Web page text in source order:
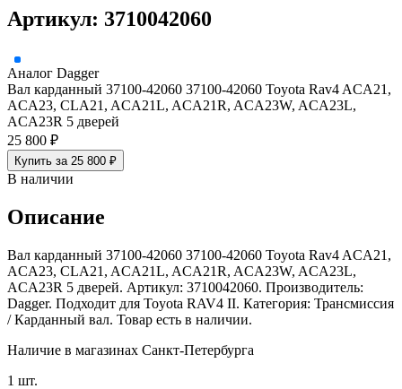
Артикул: 3710042060
Аналог Dagger
Вал карданный 37100-42060 37100-42060 Toyota Rav4 ACA21,
ACA23, CLA21, ACA21L, ACA21R, ACA23W, ACA23L,
ACA23R 5 дверей
25 800 ₽
Купить за 25 800 ₽
В наличии
Описание
Вал карданный 37100-42060 37100-42060 Toyota Rav4 ACA21,
ACA23, CLA21, ACA21L, ACA21R, ACA23W, ACA23L,
ACA23R 5 дверей. Артикул: 3710042060. Производитель:
Dagger. Подходит для Toyota RAV4 II. Категория: Трансмиссия
/ Карданный вал. Товар есть в наличии.
Наличие в магазинах Санкт-Петербурга
1 шт.